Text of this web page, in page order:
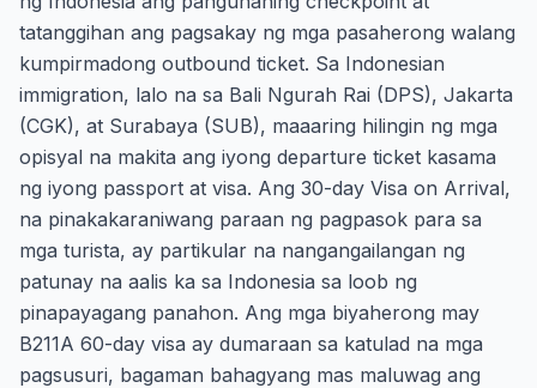
tatanggihan ang pagsakay ng mga pasaherong walang
kumpirmadong outbound ticket. Sa Indonesian
immigration, lalo na sa Bali Ngurah Rai (DPS), Jakarta
(CGK), at Surabaya (SUB), maaaring hilingin ng mga
opisyal na makita ang iyong departure ticket kasama
ng iyong passport at visa. Ang 30-day Visa on Arrival,
na pinakakaraniwang paraan ng pagpasok para sa
mga turista, ay partikular na nangangailangan ng
patunay na aalis ka sa Indonesia sa loob ng
pinapayagang panahon. Ang mga biyaherong may
B211A 60-day visa ay dumaraan sa katulad na mga
pagsusuri, bagaman bahagyang mas maluwag ang